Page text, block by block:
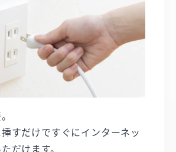
すだけですぐにインターネッ
だけます​。